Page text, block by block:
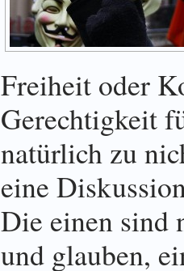
Freiheit oder
Gerechtigkeit
natürlich zu
eine
Die einen sind
und glauben,